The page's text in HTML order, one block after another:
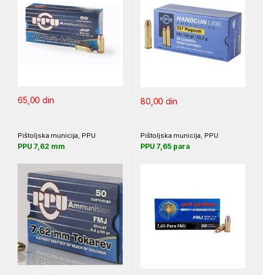
65,00din 80,00din
Pištoljska municija, PPU
PPU 7,62 mm
Pištoljska municija, PPU
PPU 7,65 para